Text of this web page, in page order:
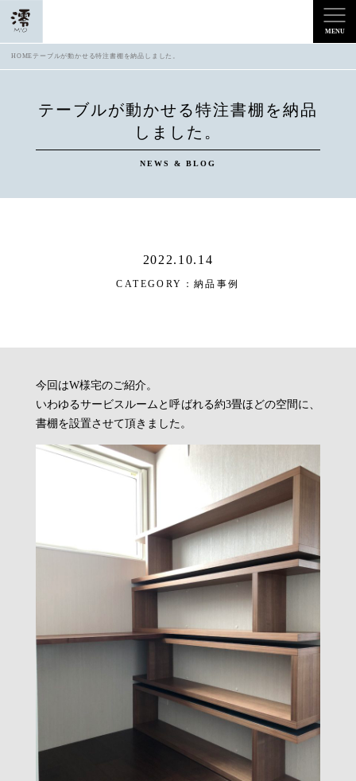
HOMEテーブルが動かせる特注書棚を納品しました。
テーブルが動かせる特注書棚を納品
しました。
NEWS & BLOG
2022.10.14
CATEGORY： 納品事例
今回はW様宅のご紹介。
いわゆるサービスルームと呼ばれる約3畳ほどの空間に、
書棚を設置させて頂きました。